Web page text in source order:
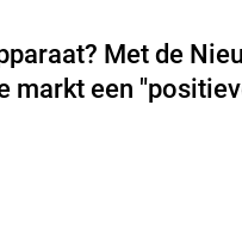
Met de
markt een